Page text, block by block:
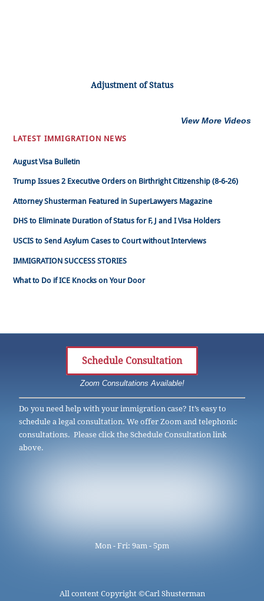
Adjustment of Status
View More Videos
LATEST IMMIGRATION NEWS
August Visa Bulletin
Trump Issues 2 Executive Orders on Birthright Citizenship (8-6-26)
Attorney Shusterman Featured in SuperLawyers Magazine
DHS to Eliminate Duration of Status for F, J and I Visa Holders
USCIS to Send Asylum Cases to Court without Interviews
IMMIGRATION SUCCESS STORIES
What to Do if ICE Knocks on Your Door
Schedule Consultation
Zoom Consultations Available!
Do you need help with your immigration case? It’s easy to
schedule a legal consultation. We offer Zoom and telephonic
consultations. Please click the Schedule Consultation link
above.
Mon - Fri: 9am - 5pm
All content Copyright ©Carl Shusterman